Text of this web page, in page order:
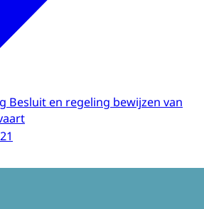
Besluit en regeling bewijzen van